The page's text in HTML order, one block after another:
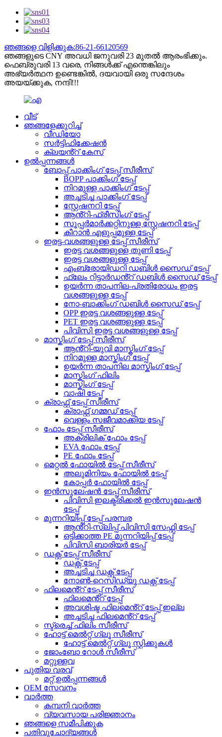
ഞങ്ങളെ വിളിക്കുക:86-21-66120569
ഞങ്ങളുടെ CNY അവധി ജനുവരി 23 മുതൽ ആരംഭിക്കും.
ഫെബ്രുവരി 13 വരെ, നിങ്ങൾക്ക് എന്തെങ്കിലും
അഭ്യർത്ഥന ഉണ്ടെങ്കിൽ, ദയവായി ഒരു സന്ദേശം
അയയ്ക്കുക, നന്ദി!!!
വീട്
ഞങ്ങളേക്കുറിച്ച്
വീഡിയോ
സർട്ടിഫിക്കേഷൻ
ക്ലയൻ്റ് കേസ്
ഉൽപ്പന്നങ്ങൾ
ബോപ്പ് പാക്കിംഗ് ടേപ്പ് സീരീസ്
BOPP പാക്കിംഗ് ടേപ്പ്
നിറമുള്ള പാക്കിംഗ് ടേപ്പ്
അച്ചടിച്ച പാക്കിംഗ് ടേപ്പ്
സ്റ്റേഷനറി ടേപ്പ്
ആൻ്റി-ഫ്രീസിംഗ് ടേപ്പ്
സൂപ്പർമാർക്കറ്റിനുള്ള സ്റ്റേഷനറി ടേപ്പ്
കീറാൻ എളുപ്പമുള്ള ടേപ്പ്
ഇരട്ട-വശങ്ങളുള്ള ടേപ്പ് സീരീസ്
ഇരട്ട വശങ്ങളുള്ള തുണി ടേപ്പ്
ഇരട്ട വശങ്ങളുള്ള ടേപ്പ്
എംബ്രോയിഡറി ഡബിൾ സൈഡ് ടേപ്പ്
ഫ്ലേം റിട്ടാർഡൻ്റ് ഡബിൾ സൈഡ് ടേപ്പ്
ഉയർന്ന താപനില-പ്രതിരോധം ഇരട്ട
വശങ്ങളുള്ള ടേപ്പ്
നോ-ബാക്കിംഗ് ഡബിൾ സൈഡ് ടേപ്പ്
OPP ഇരട്ട വശങ്ങളുള്ള ടേപ്പ്
PET ഇരട്ട വശങ്ങളുള്ള ടേപ്പ്
പിവിസി ഇരട്ട വശങ്ങളുള്ള ടേപ്പ്
മാസ്കിംഗ് ടേപ്പ് സീരീസ്
ആൻ്റി-യുവി മാസ്കിംഗ് ടേപ്പ്
നിറമുള്ള മാസ്കിംഗ് ടേപ്പ്
ഉയർന്ന താപനില മാസ്കിംഗ് ടേപ്പ്
മാസ്കിംഗ് ഫിലിം
മാസ്കിംഗ് ടേപ്പ്
വാഷി ടേപ്പ്
ക്രാഫ്റ്റ് ടേപ്പ് സീരീസ്
ക്രാഫ്റ്റ് ഗമ്മഡ് ടേപ്പ്
വെള്ളം സജീവമാക്കിയ ടേപ്പ്
ഫോം ടേപ്പ് സീരീസ്
അക്രിലിക് ഫോം ടേപ്പ്
EVA ഫോം ടേപ്പ്
PE ഫോം ടേപ്പ്
മെറ്റൽ ഫോയിൽ ടേപ്പ് സീരീസ്
അലുമിനിയം ഫോയിൽ ടേപ്പ്
കോപ്പർ ഫോയിൽ ടേപ്പ്
ഇൻസുലേഷൻ ടേപ്പ് സീരീസ്
പിവിസി ഇലക്ട്രിക്കൽ ഇൻസുലേഷൻ
ടേപ്പ്
മുന്നറിയിപ്പ് ടേപ്പ് പരമ്പര
ആൻ്റി-സ്ലിപ്പ് പിവിസി സേഫ്റ്റി ടേപ്പ്
ഒട്ടിക്കാത്ത PE മുന്നറിയിപ്പ് ടേപ്പ്
പിവിസി ബാരിയർ ടേപ്പ്
ഡക്റ്റ് ടേപ്പ് സീരീസ്
ഡക്റ്റ് ടേപ്പ്
അച്ചടിച്ച ഡക്റ്റ് ടേപ്പ്
നോൺ-റെസിഡ്യൂ ഡക്റ്റ് ടേപ്പ്
ഫിലമെൻ്റ് ടേപ്പ് സീരീസ്
ഫിലമെൻ്റ് ടേപ്പ്
അവശിഷ്ട ഫിലമെൻ്റ് ടേപ്പ് ഇല്ല
അച്ചടിച്ച ഫിലമെൻ്റ് ടേപ്പ്
സ്ട്രെച്ച് ഫിലിം സീരീസ്
ഹോട്ട് മെൽറ്റ് ഗ്ലൂ സീരീസ്
ഹോട്ട് മെൽറ്റ് ഗ്ലൂ സ്റ്റിക്കുകൾ
ജോംബോ റോൾ സീരീസ്
മറ്റുള്ളവ
പുതിയ വരവ്
മറ്റ് ഉൽപ്പന്നങ്ങൾ
OEM സേവനം
വാർത്ത
കമ്പനി വാർത്ത
വ്യവസായ പരിജ്ഞാനം
ഞങ്ങളെ സമീപിക്കുക
പതിവുചോദ്യങ്ങൾ